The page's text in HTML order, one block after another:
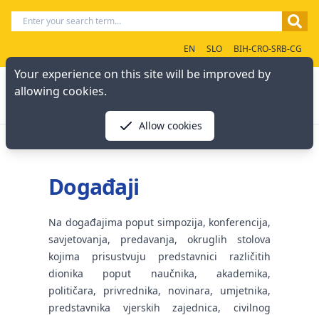
EN SLO BIH-CRO-SRB-CG
Događaji
Na događajima poput simpozija, konferencija,
savjetovanja, predavanja, okruglih stolova
kojima prisustvuju predstavnici različitih
dionika poput naučnika, akademika,
političara, privrednika, novinara, umjetnika,
predstavnika vjerskih zajednica, civilnog
Your experience on this site will be improved by
allowing cookies.
Allow cookies